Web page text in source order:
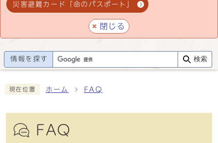
災害避難カード「命のパスポート」
閉じる
情報を探す 検索
現在位置 ホーム FAQ
FAQ